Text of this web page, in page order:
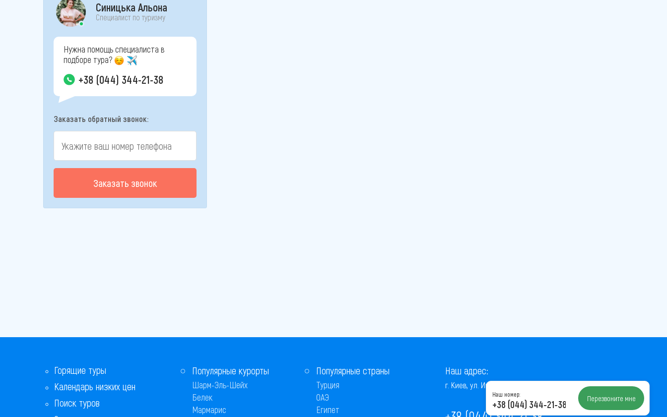
Синицька Альона
Специалист по туризму
Нужна помощь специалиста в
подборе тура?
+38 (044) 344-21-38
Заказать обратный звонок:
Заказать звонок
Горящие туры
Календарь низких цен
Поиск туров
Популярные курорты
Шарм-Эль-Шейх
Белек
Мармарис
Популярные страны
Турция
ОАЭ
Египет
Наш адрес:
г. Киев, ул. Институтская, 22/7, оф. 41
Наш номер:
+38 (044) 344-21-38 Перезвоните мне